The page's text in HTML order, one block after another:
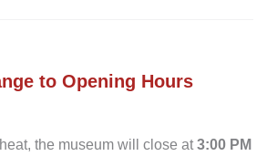
to Opening Hours
the museum will close at3:00 PM